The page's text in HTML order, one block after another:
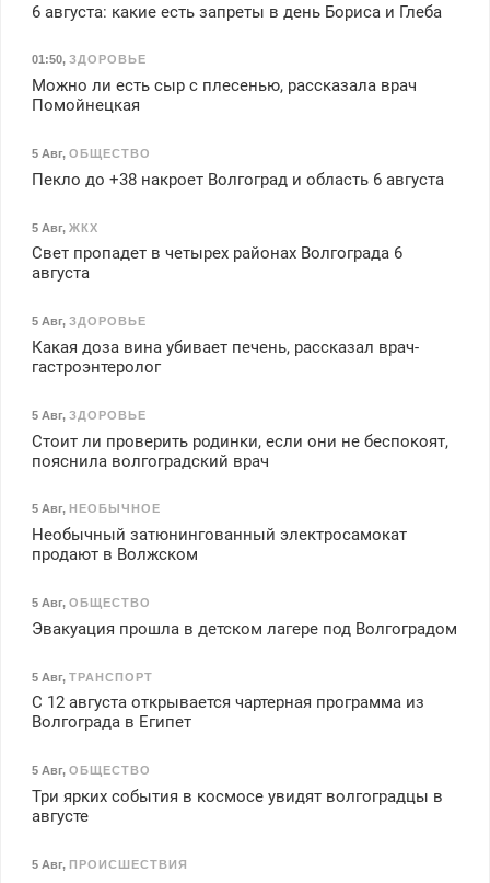
6 августа: какие есть запреты в день Бориса и Глеба
01:50, ЗДОРОВЬЕ
Можно ли есть сыр с плесенью, рассказала врач
Помойнецкая
5 Авг, ОБЩЕСТВО
Пекло до +38 накроет Волгоград и область 6 августа
5 Авг, ЖКХ
Свет пропадет в четырех районах Волгограда 6
августа
5 Авг, ЗДОРОВЬЕ
Какая доза вина убивает печень, рассказал врач-
гастроэнтеролог
5 Авг, ЗДОРОВЬЕ
Стоит ли проверить родинки, если они не беспокоят,
пояснила волгоградский врач
5 Авг, НЕОБЫЧНОЕ
Необычный затюнингованный электросамокат
продают в Волжском
5 Авг, ОБЩЕСТВО
Эвакуация прошла в детском лагере под Волгоградом
5 Авг, ТРАНСПОРТ
С 12 августа открывается чартерная программа из
Волгограда в Египет
5 Авг, ОБЩЕСТВО
Три ярких события в космосе увидят волгоградцы в
августе
5 Авг, ПРОИСШЕСТВИЯ